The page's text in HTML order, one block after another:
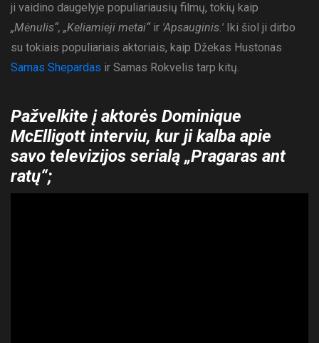
ji vaidino daugelyje populiariausių filmų, tokių kaip
„Mėnulis“, „Keliamieji metai“ir 'Apsauginis.' Iki šiol ji dirbo
su tokiais populiariais aktoriais, kaip Džekas Hustonas
Samas Shepardas ir Samas Rokvelis tarp kitų.
Pažvelkite į aktorės Dominique
McElligott interviu, kur ji kalba apie
savo televizijos serialą „Pragaras ant
ratų“;